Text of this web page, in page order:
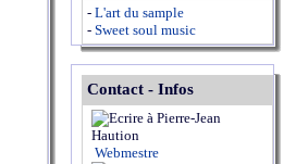
- L'art du sample
- Sweet soul music
Contact - Infos
Webmestre